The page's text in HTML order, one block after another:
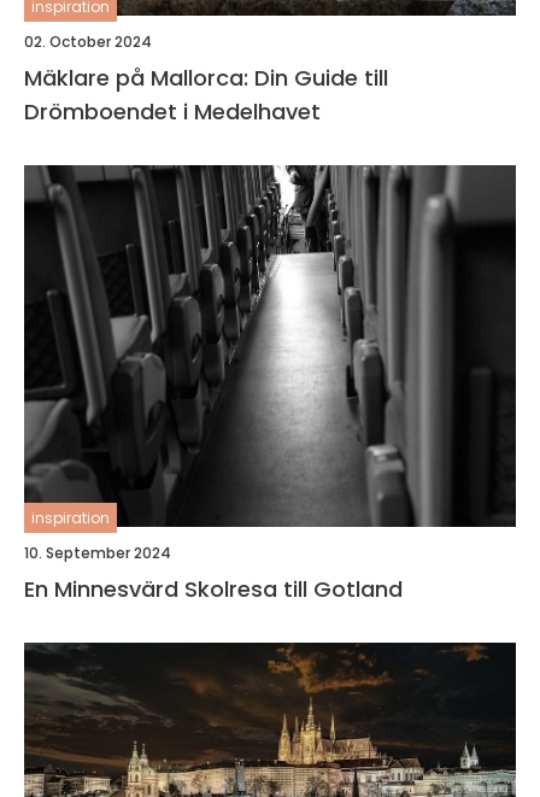
inspiration
02. October 2024
Mäklare på Mallorca: Din Guide till
Drömboendet i Medelhavet
inspiration
10. September 2024
En Minnesvärd Skolresa till Gotland